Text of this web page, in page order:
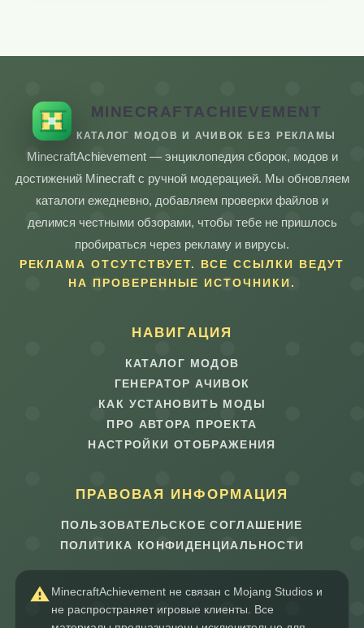
MINECRAFTACHIEVEMENT
КАТАЛОГ МОДОВ И АЧИВОК БЕЗ РЕКЛАМЫ
MinecraftAchievement — энциклопедия сборок, модов и
достижений Minecraft с ручной модерацией. Мы обновляем
каталоги ежедневно, добавляем проверки файлов и
делимся честными обзорами, чтобы тебе не пришлось
пробираться через рекламу и вирусы.
РЕКЛАМА ОТСУТСТВУЕТ. ВСЕ ССЫЛКИ ВЕДУТ
НА ПРОВЕРЕННЫЕ ИСТОЧНИКИ.
НАВИГАЦИЯ
КАТАЛОГ МОДОВ
ГЕНЕРАТОР АЧИВОК
КАК УСТАНОВИТЬ МОДЫ
ПРО АВТОРА ПРОЕКТА
НАСТРОЙКИ ОТОБРАЖЕНИЯ
ПРАВОВАЯ ИНФОРМАЦИЯ
ПОЛЬЗОВАТЕЛЬСКОЕ СОГЛАШЕНИЕ
ПОЛИТИКА КОНФИДЕНЦИАЛЬНОСТИ
MinecraftAchievement не связан с Mojang Studios и
не распространяет игровые клиенты. Все